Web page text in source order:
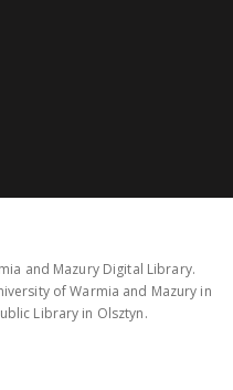
and Mazury Digital Library.
of Warmia and Mazury in
Library in Olsztyn.